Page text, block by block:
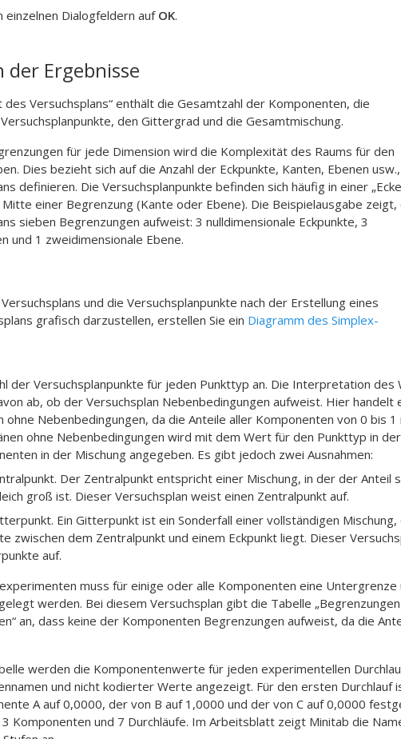
einzelnen Dialogfeldern auf OK.
Ergebnisse
des Versuchsplans“ enthält die Gesamtzahl der Komponenten, die
den Gittergrad und die Gesamtmischung.
für jede Dimension wird die Komplexität des Raums für den
Dies bezieht sich auf die Anzahl der Eckpunkte, Kanten, Ebenen
definieren. Die Versuchsplanpunkte befinden sich häufig in einer
einer Begrenzung (Kante oder Ebene). Die Beispielausgabe
sieben Begrenzungen aufweist: 3 nulldimensionale Eckpunkte, 3
und 1 zweidimensionale Ebene.
und die Versuchsplanpunkte nach der Erstellung eines
grafisch darzustellen, erstellen Sie ein Diagramm des Simplex-
der Versuchsplanpunkte für jeden Punkttyp an. Die Interpretation des
ab, ob der Versuchsplan Nebenbedingungen aufweist. Hier handelt
ohne Nebenbedingungen, da die Anteile aller Komponenten von 0 bis 1
ohne Nebenbedingungen wird mit dem Wert für den Punkttyp in
in der Mischung angegeben. Es gibt jedoch zwei Ausnahmen:
Der Zentralpunkt entspricht einer Mischung, in der der Anteil
groß ist. Dieser Versuchsplan weist einen Zentralpunkt auf.
Ein Gitterpunkt ist ein Sonderfall einer vollständigen
zwischen dem Zentralpunkt und einem Eckpunkt liegt. Dieser
auf.
muss für einige oder alle Komponenten eine
werden. Bei diesem Versuchsplan gibt die Tabelle
an, dass keine der Komponenten Begrenzungen aufweist, da die
werden die Komponentenwerte für jeden experimentellen
und nicht kodierter Werte angezeigt. Für den ersten Durchlauf
A auf 0,0000, der von B auf 1,0000 und der von C auf 0,0000
Komponenten und 7 Durchläufe. Im Arbeitsblatt zeigt Minitab die